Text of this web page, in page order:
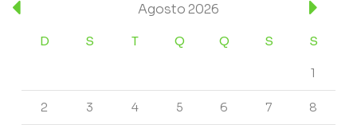
Agosto2026
D S T Q Q S S
1
2 3 4 5 6 7 8